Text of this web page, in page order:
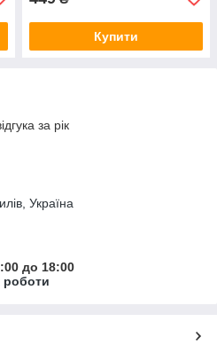
Купити
за рік
Україна
до 18:00
роботи